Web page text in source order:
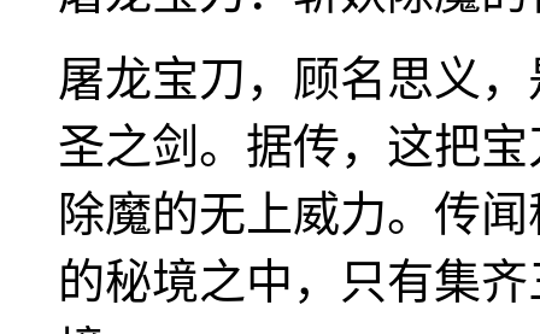
屠龙宝刀，顾名思义
圣之剑。据传，这把
除魔的无上威力。传
的秘境之中，只有集